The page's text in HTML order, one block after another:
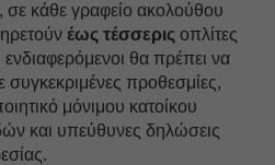
κάθε γραφείο ακολούθου
έως τέσσερις οπλίτες
ενδιαφερόμενοι θα πρέπει να
προθεσμίες,
μόνιμου κατοίκου
και υπεύθυνες δηλώσεις